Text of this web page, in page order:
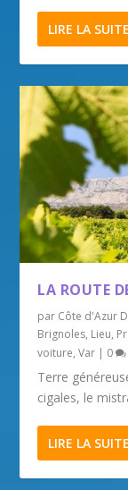
LIRE LA SUITE
LA ROUTE
par Côte d'Azur
Brignoles, Lieu,
voiture,Var | 0
Terre
cigales, le
LIRE LA SUITE